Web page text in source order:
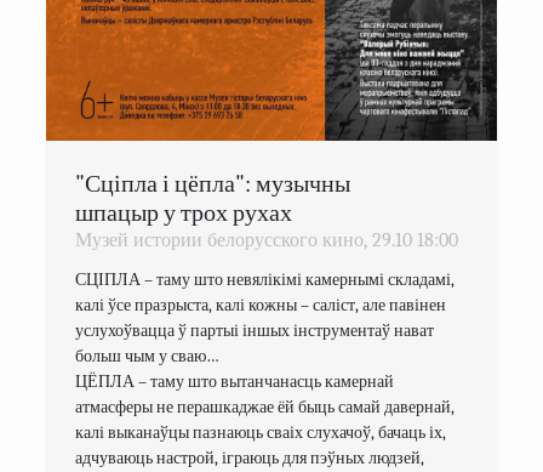
"Сціпла і цёпла": музычны
шпацыр у трох рухах
Музей истории белорусского кино, 29.10 18:00
СЦІПЛА – таму што невялікімі камернымі складамі,
калі ўсе празрыста, калі кожны – саліст, але павінен
услухоўвацца ў партыі іншых інструментаў нават
больш чым у сваю…
ЦЁПЛА – таму што вытанчанасць камернай
атмасферы не перашкаджае ёй быць самай давернай,
калі выканаўцы пазнаюць сваіх слухачоў, бачаць іх,
адчуваюць настрой, іграюць для пэўных людзей,